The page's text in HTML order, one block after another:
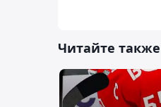
Читайте также